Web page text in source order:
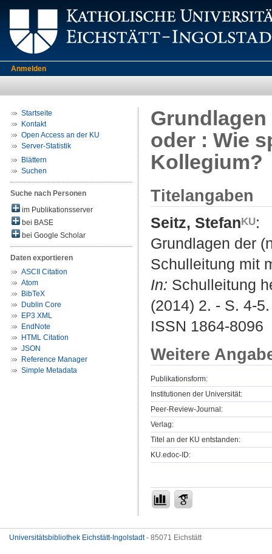
Anmelden
Startseite
Kontakt
Open Access an der KU
Server-Statistik
Blättern
Suchen
Suche nach Personen
im Publikationsserver
bei BASE
bei Google Scholar
Daten exportieren
ASCII Citation
Atom
BibTeX
Dublin Core
EP3 XML
EndNote
HTML Citation
JSON
Reference Manager
Simple Metadata
oder : Wie
Kollegium?
Titelangaben
Seitz, Stefan
:
Grundlagen der
Schulleitung mit
In: Schulleitung
(2014) 2. - S. 4-5.
ISSN 1864-8096
Weitere
Publikationsform:
Institutionen der Universität:
Peer-Review-Journal:
Verlag:
Titel an der KU entstanden:
KU.edoc-ID:
Universitätsbibliothek Eichstätt-Ingolstadt- 85071 Eichstätt